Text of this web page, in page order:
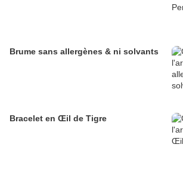
Brume sans allergènes & ni solvants
Bracelet en Œil de Tigre